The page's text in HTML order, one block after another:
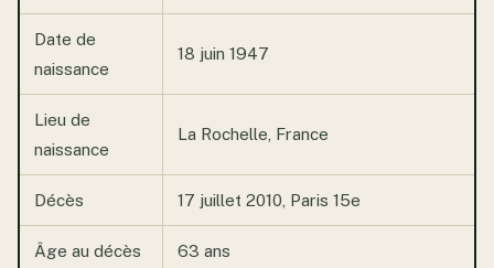
Date de
naissance
18 juin 1947
Lieu de
naissance
La Rochelle, France
Décès 17 juillet 2010, Paris 15e
Âge au décès 63 ans